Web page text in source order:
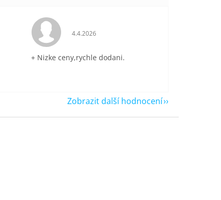
5 z 5 hvězdiček. Hodnocení obchodu je 5 z 5 hvězdiček.
4.4.2026
+ Nizke ceny,rychle dodani.
Zobrazit další hodnocení